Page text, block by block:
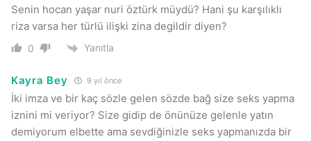
Senin hocan yaşar nuri öztürk müydü? Hani şu karşılıklı
riza varsa her türlü ilişki zina degildir diyen?
0 Yanıtla
Kayra Bey 9 yıl önce
İki imza ve bir kaç sözle gelen sözde bağ size seks yapma
iznini mi veriyor? Size gidip de önünüze gelenle yatın
demiyorum elbette ama sevdiğinizle seks yapmanızda bir